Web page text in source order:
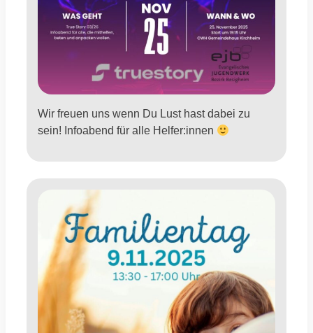
Wir freuen uns wenn Du Lust hast dabei zu
sein! Infoabend für alle Helfer:innen